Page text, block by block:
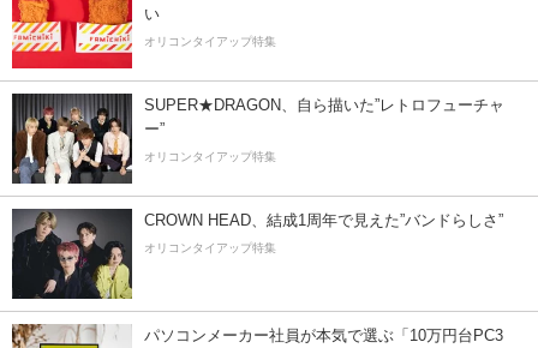
い
オリコンタイアップ特集
SUPER★DRAGON、自ら描いた”レトロフューチャ
ー”
オリコンタイアップ特集
CROWN HEAD、結成1周年で見えた”バンドらしさ”
オリコンタイアップ特集
パソコンメーカー社員が本気で選ぶ「10万円台PC3